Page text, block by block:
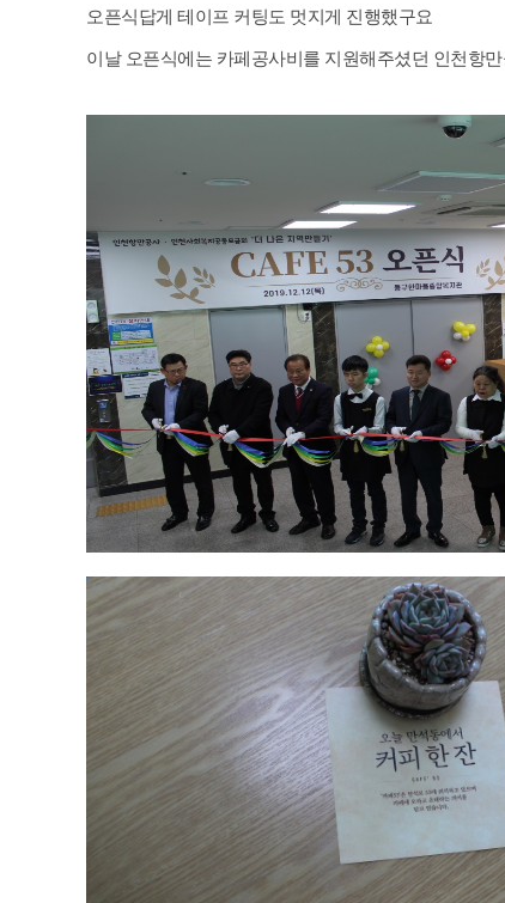
오픈식답게 테이프 커팅도 멋지게 진행했구요
이날 오픈식에는 카페공사비를 지원해주셨던 인천항